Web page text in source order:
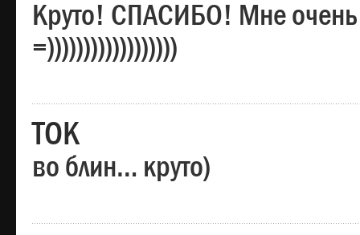
Круто! СПАСИБО! Мне
=))))))))))))))))))
ТОК
во блин… круто)